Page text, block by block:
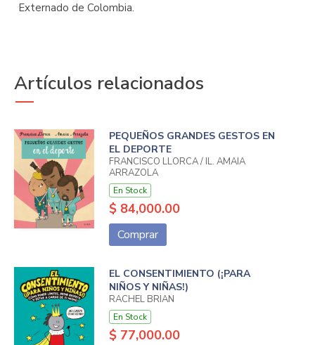
Externado de Colombia.
Artículos relacionados
PEQUEÑOS GRANDES GESTOS EN
EL DEPORTE
FRANCISCO LLORCA / IL. AMAIA
ARRAZOLA
En Stock
$ 84,000.00
Comprar
EL CONSENTIMIENTO (¡PARA
NIÑOS Y NIÑAS!)
RACHEL BRIAN
En Stock
$ 77,000.00